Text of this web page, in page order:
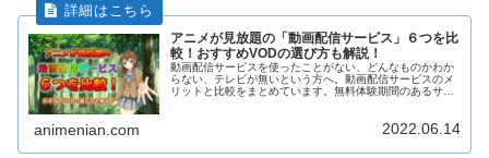
アニメが見放題の「動画配信サービス」６つを比
較！おすすめVODの選び方も解説！
動画配信サービスを使ったことがない、どんなものかわか
らない、テレビが無いという方へ。動画配信サービスのメ
リットと比較をまとめています。無料体験期間のあるサー
animenian.com 2022.06.14